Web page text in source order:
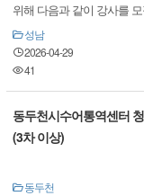
위해 다음과 같이 강사를
성남
2026-04-29
41
동두천시수어통역센터
(3차 이상)
동두천